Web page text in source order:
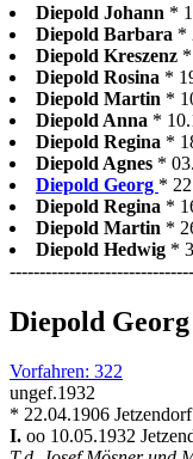
Diepold Johann *
Diepold Barbara *
Diepold Kreszenz
Diepold Rosina *
Diepold Martin *
Diepold Anna *
Diepold Regina *
Diepold Agnes *
Diepold Georg *
Diepold Regina *
Diepold Martin *
Diepold Hedwig *
Diepold Georg
Vorfahren: 322
ungef.1932
* 22.04.1906
I. oo 10.05.1932